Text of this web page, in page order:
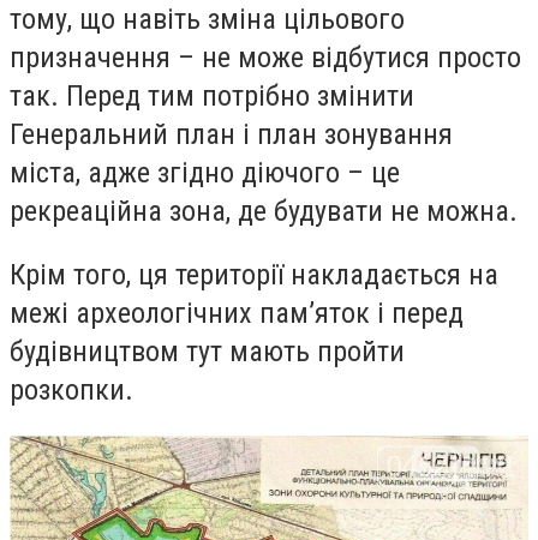
тому, що навіть зміна цільового
призначення – не може відбутися просто
так. Перед тим потрібно змінити
Генеральний план і план зонування
міста, адже згідно діючого – це
рекреаційна зона, де будувати не можна.
Крім того, ця території накладається на
межі археологічних пам’яток і перед
будівництвом тут мають пройти
розкопки.